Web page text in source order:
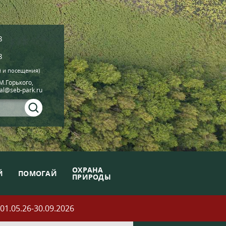
и посещения)
park.ru
ПОМОГАЙ ОХРАНА
ПРИРОДЫ
30.09.2026